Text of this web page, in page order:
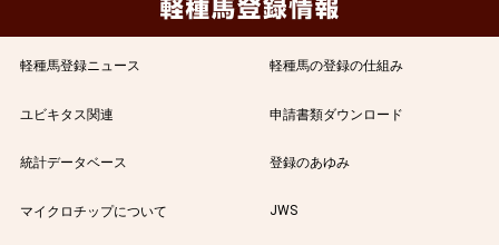
軽種馬登録ニュース 軽種馬の登録の仕組み
ユビキタス関連 申請書類ダウンロード
統計データベース 登録のあゆみ
マイクロチップについて JWS